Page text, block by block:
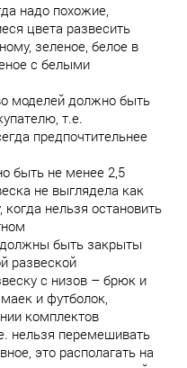
надо похожие,
цвета развесить
зеленое, белое в
с белыми
моделей должно быть
т.е.
предпочтительнее
быть не менее 2,5
не выглядела как
нельзя остановить
быть закрыты
развеской
с низов – брюк и
и футболок,
комплектов
нельзя перемешивать
это располагать на